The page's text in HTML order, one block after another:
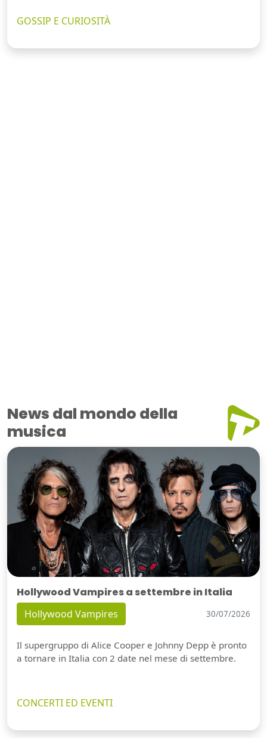
GOSSIP E CURIOSITÀ
News dal mondo della
musica
Hollywood Vampires a settembre in Italia
Hollywood Vampires 30/07/2026
Il supergruppo di Alice Cooper e Johnny Depp è pronto
a tornare in Italia con 2 date nel mese di settembre.
CONCERTI ED EVENTI